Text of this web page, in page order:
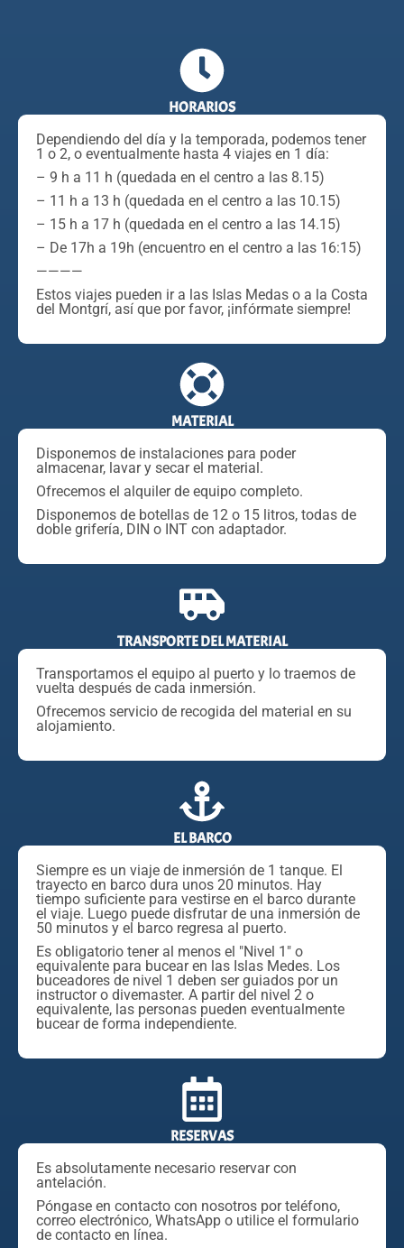
HORARIOS
Dependiendo del día y la temporada, podemos tener
1 o 2, o eventualmente hasta 4 viajes en 1 día:
– 9 h a 11 h (quedada en el centro a las 8.15)
– 11 h a 13 h (quedada en el centro a las 10.15)
– 15 h a 17 h (quedada en el centro a las 14.15)
– De 17h a 19h (encuentro en el centro a las 16:15)
————
Estos viajes pueden ir a las Islas Medas o a la Costa
del Montgrí, así que por favor, ¡infórmate siempre!
MATERIAL
Disponemos de instalaciones para poder
almacenar, lavar y secar el material.
Ofrecemos el alquiler de equipo completo.
Disponemos de botellas de 12 o 15 litros, todas de
doble grifería, DIN o INT con adaptador.
TRANSPORTE DEL MATERIAL
Transportamos el equipo al puerto y lo traemos de
vuelta después de cada inmersión.
Ofrecemos servicio de recogida del material en su
alojamiento.
EL BARCO
Siempre es un viaje de inmersión de 1 tanque. El
trayecto en barco dura unos 20 minutos. Hay
tiempo suficiente para vestirse en el barco durante
el viaje. Luego puede disfrutar de una inmersión de
50 minutos y el barco regresa al puerto.
Es obligatorio tener al menos el "Nivel 1" o
equivalente para bucear en las Islas Medes. Los
buceadores de nivel 1 deben ser guiados por un
instructor o divemaster. A partir del nivel 2 o
equivalente, las personas pueden eventualmente
bucear de forma independiente.
RESERVAS
Es absolutamente necesario reservar con
antelación.
Póngase en contacto con nosotros por teléfono,
correo electrónico, WhatsApp o utilice el formulario
de contacto en línea.